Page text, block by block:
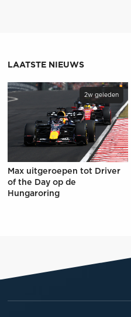
LAATSTE NIEUWS
2w geleden
Max uitgeroepen tot Driver
of the Day op de
Hungaroring